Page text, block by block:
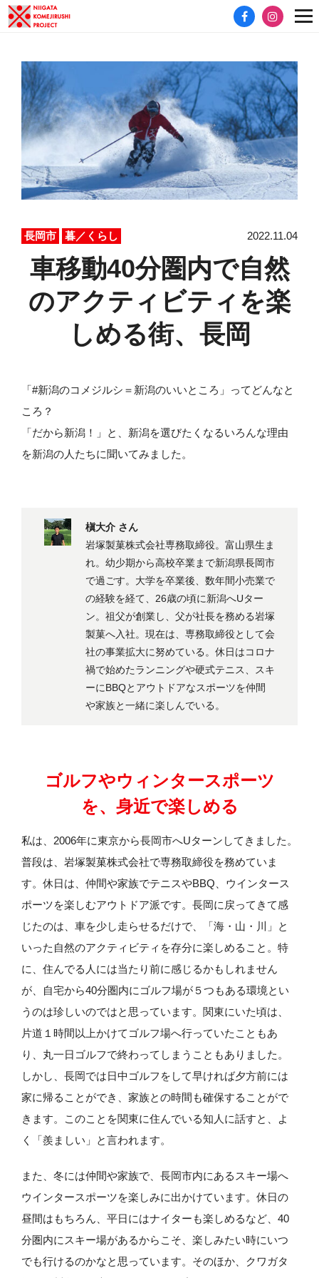
長岡市 暮／くらし 2022.11.04
車移動40分圏内で自然
のアクティビティを楽
しめる街、長岡
「#新潟のコメジルシ＝新潟のいいところ」ってどんなと
ころ？
「だから新潟！」と、新潟を選びたくなるいろんな理由
を新潟の人たちに聞いてみました。
槇大介 さん
岩塚製菓株式会社専務取締役。富山県生ま
れ。幼少期から高校卒業まで新潟県長岡市
で過ごす。大学を卒業後、数年間小売業で
の経験を経て、26歳の頃に新潟へUター
ン。祖父が創業し、父が社長を務める岩塚
製菓へ入社。現在は、専務取締役として会
社の事業拡大に努めている。休日はコロナ
禍で始めたランニングや硬式テニス、スキ
ーにBBQとアウトドアなスポーツを仲間
や家族と一緒に楽しんでいる。
ゴルフやウィンタースポーツ
を、身近で楽しめる
私は、2006年に東京から長岡市へUターンしてきました。
普段は、岩塚製菓株式会社で専務取締役を務めていま
す。休日は、仲間や家族でテニスやBBQ、ウインタース
ポーツを楽しむアウトドア派です。長岡に戻ってきて感
じたのは、車を少し走らせるだけで、「海・山・川」と
いった自然のアクティビティを存分に楽しめること。特
に、住んでる人には当たり前に感じるかもしれません
が、自宅から40分圏内にゴルフ場が５つもある環境とい
うのは珍しいのではと思っています。関東にいた頃は、
片道１時間以上かけてゴルフ場へ行っていたこともあ
り、丸一日ゴルフで終わってしまうこともありました。
しかし、長岡では日中ゴルフをして早ければ夕方前には
家に帰ることができ、家族との時間も確保することがで
きます。このことを関東に住んでいる知人に話すと、よ
く「羨ましい」と言われます。
また、冬には仲間や家族で、長岡市内にあるスキー場へ
ウインタースポーツを楽しみに出かけています。休日の
昼間はもちろん、平日にはナイターも楽しめるなど、40
分圏内にスキー場があるからこそ、楽しみたい時にいつ
でも行けるのかなと思っています。そのほか、クワガタ